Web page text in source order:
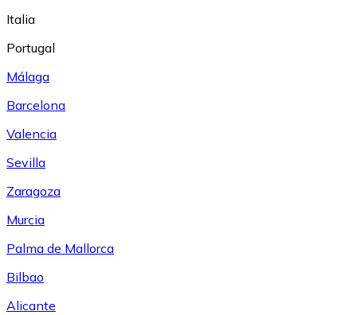
Italia
Portugal
Málaga
Barcelona
Valencia
Sevilla
Zaragoza
Murcia
Palma de Mallorca
Bilbao
Alicante